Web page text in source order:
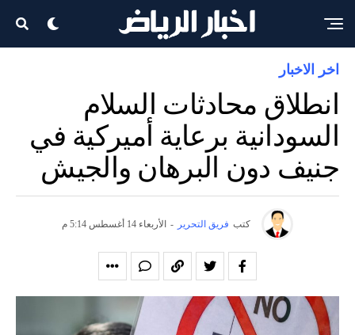
اخر الاخبار
انطلاق محادثات السلام
السودانية برعاية أميركية في
جنيف دون البرهان والجيش
كتب فريق التحرير - الأربعاء 14 أغسطس 5:14 م